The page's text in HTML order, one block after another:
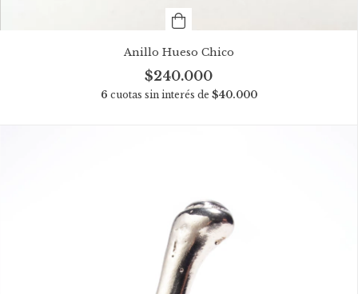
Anillo Hueso Chico
$240.000
6 cuotas sin interés de $40.000